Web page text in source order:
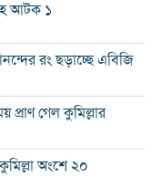
আটক ১
রং ছড়াচ্ছে এবিজি
প্রাণ গেল কুমিল্লার
অংশে ২০